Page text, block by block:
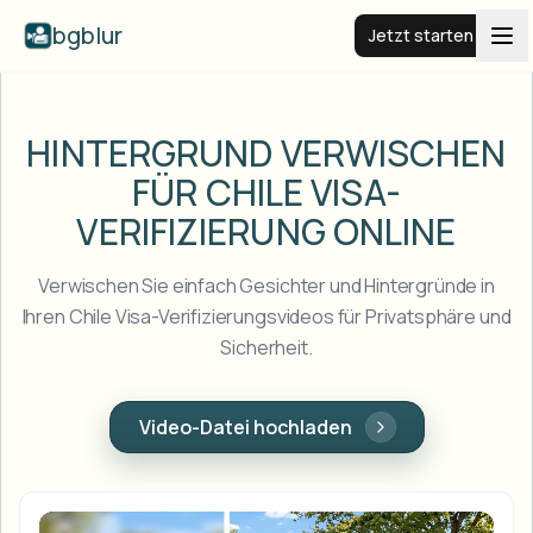
bgblur Jetzt starten
Beispiele
Alle Beispiele anzeigen
Gesicht weichzeichnen
Kennzeichen weichzeichnen
View all features
Browse every blur tool in one place
Unternehmen
Schulen & Bildung
HINTERGRUND VERWISCHEN
FÜR CHILEVISA-
VERIFIZIERUNG ONLINE
Verwischen Sie einfach Gesichter und Hintergründe in
Ihren Chile Visa-Verifizierungsvideos für Privatsphäre und
Sicherheit.
Video-Datei hochladen